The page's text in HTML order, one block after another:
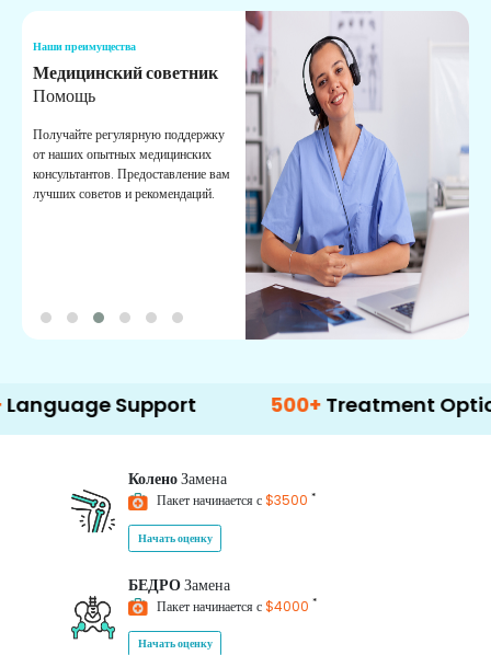
Наши преимущества
Медицинский советник
Помощь
Получайте регулярную поддержку
от наших опытных медицинских
консультантов. Предоставление вам
лучших советов и рекомендаций.
Support 500+ Treatment Options
КоленоЗамена
Пакет начинается с$3500 *
Начать оценку
БЕДРОЗамена
Пакет начинается с$4000 *
Начать оценку